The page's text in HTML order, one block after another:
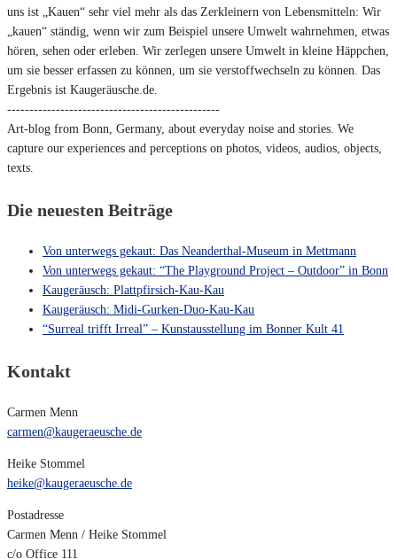
uns ist „Kauen“ sehr viel mehr als das Zerkleinern von Lebensmitteln: Wir
„kauen“ ständig, wenn wir zum Beispiel unsere Umwelt wahrnehmen, etwas
hören, sehen oder erleben. Wir zerlegen unsere Umwelt in kleine Häppchen,
um sie besser erfassen zu können, um sie verstoffwechseln zu können. Das
Ergebnis ist Kaugeräusche.de.
------------------------------------------------
Art-blog from Bonn, Germany, about everyday noise and stories. We
capture our experiences and perceptions on photos, videos, audios, objects,
texts.
Die neuesten Beiträge
Von unterwegs gekaut: Das Neanderthal-Museum in Mettmann
Von unterwegs gekaut: “The Playground Project – Outdoor” in Bonn
Kaugeräusch: Plattpfirsich-Kau-Kau
Kaugeräusch: Midi-Gurken-Duo-Kau-Kau
“Surreal trifft Irreal” – Kunstausstellung im Bonner Kult 41
Kontakt
Carmen Menn
carmen@kaugeraeusche.de
Heike Stommel
heike@kaugeraeusche.de
Postadresse
Carmen Menn / Heike Stommel
c/o Office 111